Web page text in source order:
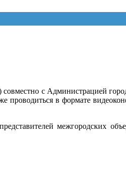
с Администрацией
проводиться в формате
межгородских